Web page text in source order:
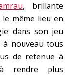
, brillante
même lieu en
dans son jeu
nouveau tous
de retenue à
rendre plus